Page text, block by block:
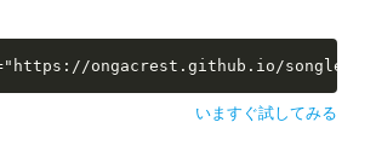
ongacrest.github.io/songle-
いますぐ試してみる